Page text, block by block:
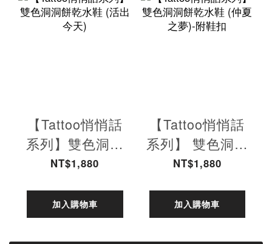
【Tattoo悄悄話
系列】雙色洞洞
餅乾水鞋 (活出
NT$1,880
加入購物車
【Tattoo悄悄話
系列】 雙色洞洞
餅乾水鞋 (仲夏
NT$1,880
加入購物車